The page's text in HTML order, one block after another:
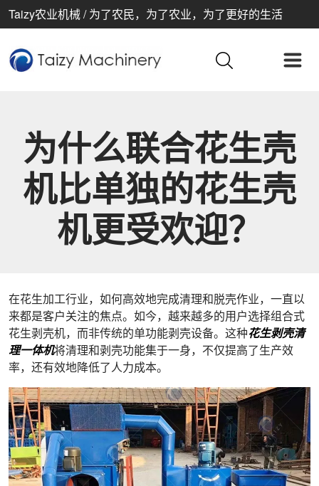
Taizy农业机械 / 为了农民，为了农业，为了更好的生活
为什么联合花生壳
机比单独的花生壳
机更受欢迎？
在花生加工行业，如何高效地完成清理和脱壳作业，一直以
来都是客户关注的焦点。如今，越来越多的用户选择组合式
花生剥壳机，而非传统的单功能剥壳设备。这种花生剥壳清
理一体机将清理和剥壳功能集于一身，不仅提高了生产效
率，还有效地降低了人力成本。